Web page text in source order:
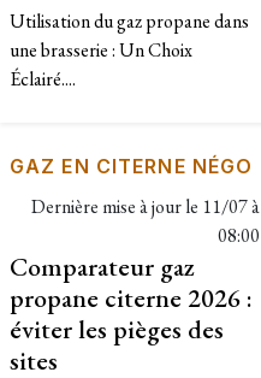
Utilisation du gaz propane dans
une brasserie : Un Choix
Éclairé....
GAZ EN CITERNE NÉGO
Dernière mise à jour le 11/07 à
08:00
Comparateur gaz
propane citerne 2026 :
éviter les pièges des
sites